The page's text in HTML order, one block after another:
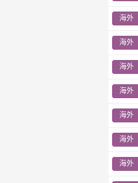
海外
海外
海外
海外
海外
海外
海外